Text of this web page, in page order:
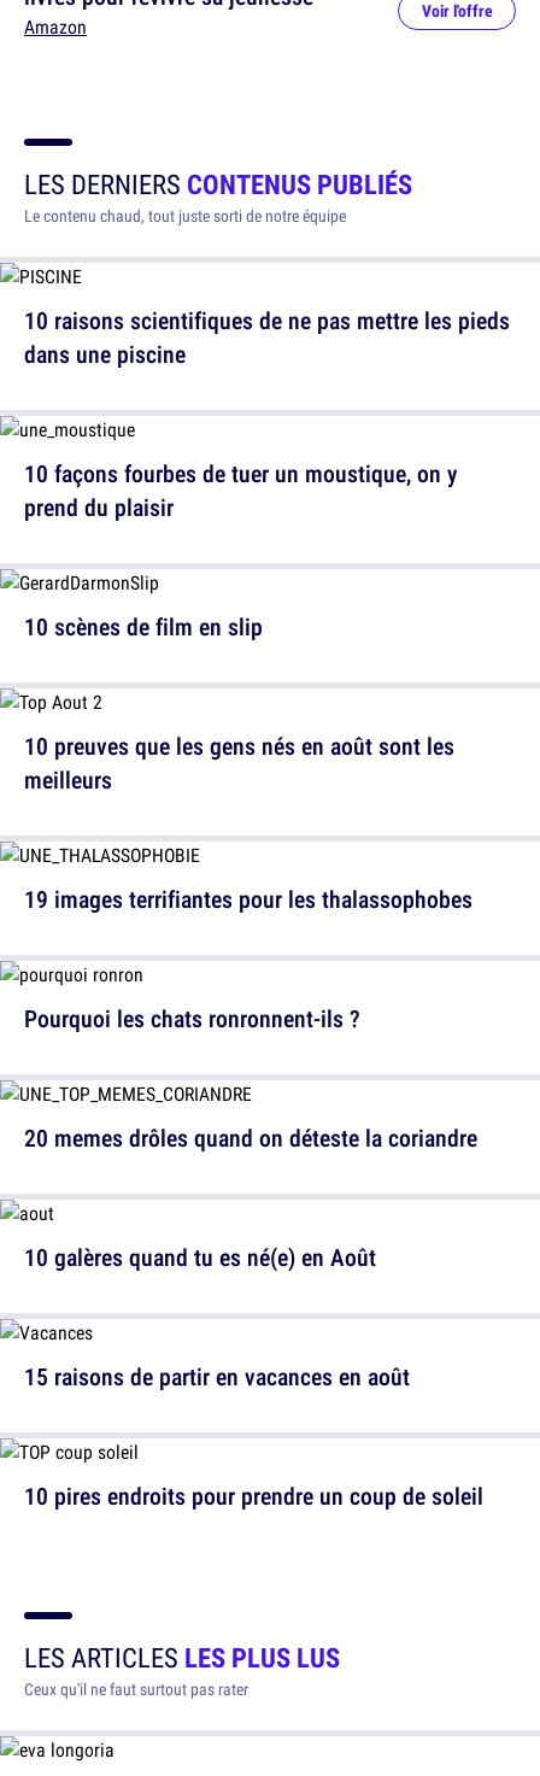
Amazon
Voir l'offre
LES DERNIERS CONTENUS PUBLIÉS
Le contenu chaud, tout juste sorti de notre équipe
10 raisons scientifiques de ne pas mettre les pieds
dans une piscine
10 scènes de film en slip
19 images terrifiantes pour les thalassophobes
20 memes drôles quand on déteste la coriandre
15 raisons de partir en vacances en août
10 façons fourbes de tuer un moustique, on y
prend du plaisir
10 preuves que les gens nés en août sont les
meilleurs
Pourquoi les chats ronronnent-ils ?
10 galères quand tu es né(e) en Août
10 pires endroits pour prendre un coup de soleil
LES ARTICLES LES PLUS LUS
Ceux qu'il ne faut surtout pas rater